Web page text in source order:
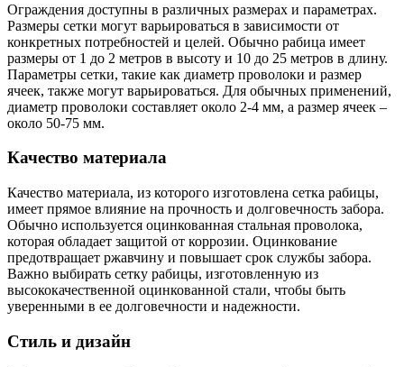
Ограждения доступны в различных размерах и параметрах.
Размеры сетки могут варьироваться в зависимости от
конкретных потребностей и целей. Обычно рабица имеет
размеры от 1 до 2 метров в высоту и 10 до 25 метров в длину.
Параметры сетки, такие как диаметр проволоки и размер
ячеек, также могут варьироваться. Для обычных применений,
диаметр проволоки составляет около 2-4 мм, а размер ячеек –
около 50-75 мм.
Качество материала
Качество материала, из которого изготовлена сетка рабицы,
имеет прямое влияние на прочность и долговечность забора.
Обычно используется оцинкованная стальная проволока,
которая обладает защитой от коррозии. Оцинкование
предотвращает ржавчину и повышает срок службы забора.
Важно выбирать сетку рабицы, изготовленную из
высококачественной оцинкованной стали, чтобы быть
уверенными в ее долговечности и надежности.
Стиль и дизайн